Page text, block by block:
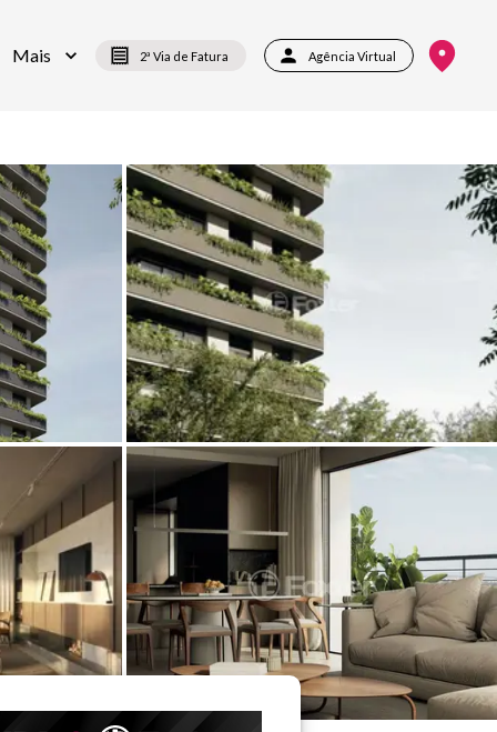
Mais 2ª Via de Fatura Agência Virtual